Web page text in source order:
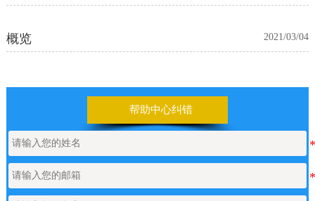
概览 2021/03/04
帮助中心纠错